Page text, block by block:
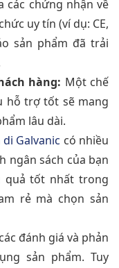
các chứng nhận về
uy tín (ví dụ: CE,
sản phẩm đã trải
hàng: Một chế
hỗ trợ tốt sẽ mang
lâu dài.
Galvanic có nhiều
ngân sách của bạn
quả tốt nhất trong
rẻ mà chọn sản
đánh giá và phản
sản phẩm. Tuy